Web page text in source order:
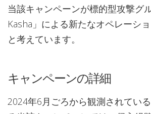
当該キャンペーンが標的型攻撃グ
Kasha」による新たなオペレーシ
と考えています。
キャンペーンの詳細
2024年6月ごろから観測されてい